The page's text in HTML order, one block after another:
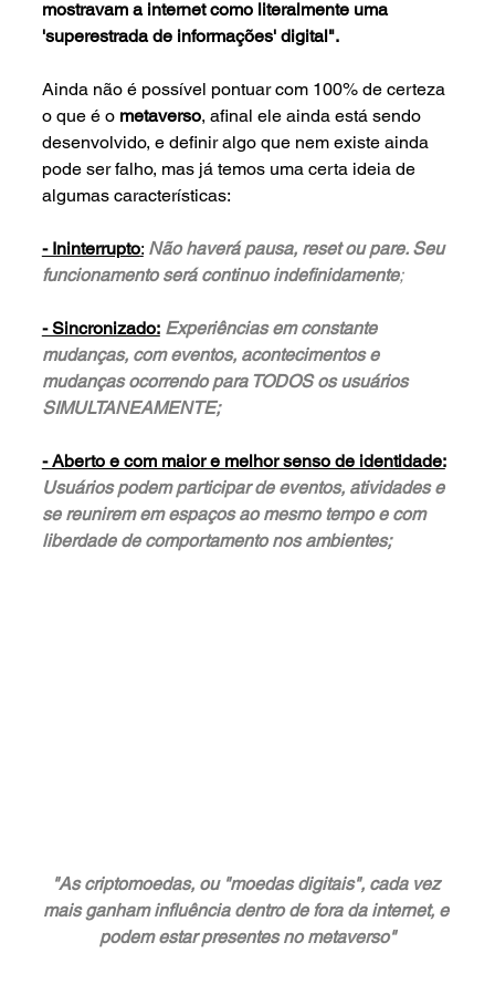
mostravam a internet como literalmente uma
'superestrada de informações' digital".
Ainda não é possível pontuar com 100% de certeza
o que é o metaverso, afinal ele ainda está sendo
desenvolvido, e definir algo que nem existe ainda
pode ser falho, mas já temos uma certa ideia de
algumas características:
- Ininterrupto: Não haverá pausa, reset ou pare. Seu
funcionamento será continuo indefinidamente;
- Sincronizado: Experiências em constante
mudanças, com eventos, acontecimentos e
mudanças ocorrendo para TODOS os usuários
SIMULTANEAMENTE;
- Aberto e com maior e melhor senso de identidade:
Usuários podem participar de eventos, atividades e
se reunirem em espaços ao mesmo tempo e com
liberdade de comportamento nos ambientes;
"As criptomoedas, ou "moedas digitais", cada vez
mais ganham influência dentro de fora da internet, e
podem estar presentes no metaverso"